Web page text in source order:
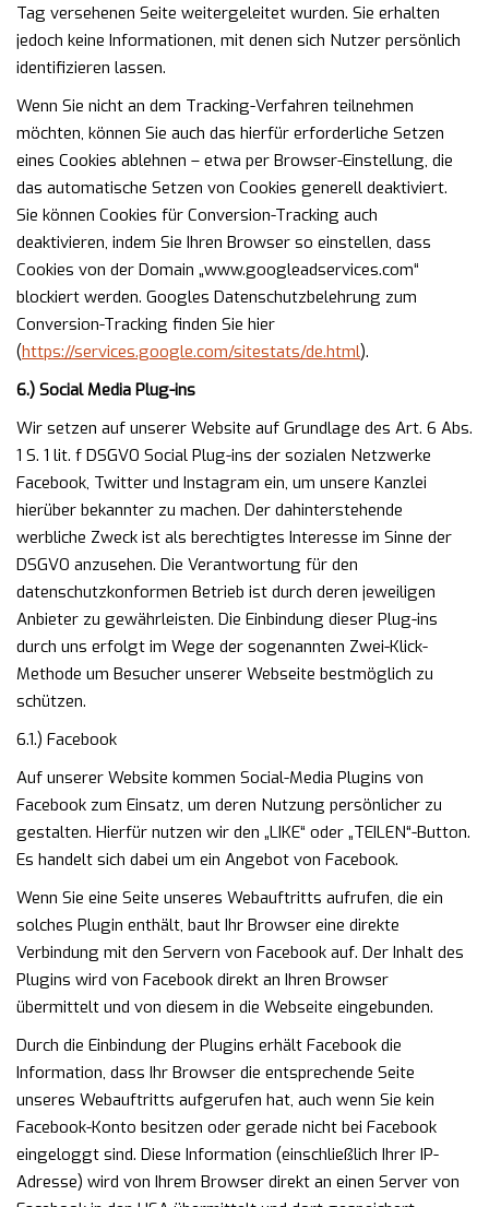
Tag versehenen Seite weitergeleitet wurden. Sie erhalten
jedoch keine Informationen, mit denen sich Nutzer persönlich
identifizieren lassen.
Wenn Sie nicht an dem Tracking-Verfahren teilnehmen
möchten, können Sie auch das hierfür erforderliche Setzen
eines Cookies ablehnen – etwa per Browser-Einstellung, die
das automatische Setzen von Cookies generell deaktiviert.
Sie können Cookies für Conversion-Tracking auch
deaktivieren, indem Sie Ihren Browser so einstellen, dass
Cookies von der Domain „www.googleadservices.com“
blockiert werden. Googles Datenschutzbelehrung zum
Conversion-Tracking finden Sie hier
(https://services.google.com/sitestats/de.html).
6.) Social Media Plug-ins
Wir setzen auf unserer Website auf Grundlage des Art. 6 Abs.
1 S. 1 lit. f DSGVO Social Plug-ins der sozialen Netzwerke
Facebook, Twitter und Instagram ein, um unsere Kanzlei
hierüber bekannter zu machen. Der dahinterstehende
werbliche Zweck ist als berechtigtes Interesse im Sinne der
DSGVO anzusehen. Die Verantwortung für den
datenschutzkonformen Betrieb ist durch deren jeweiligen
Anbieter zu gewährleisten. Die Einbindung dieser Plug-ins
durch uns erfolgt im Wege der sogenannten Zwei-Klick-
Methode um Besucher unserer Webseite bestmöglich zu
schützen.
6.1.) Facebook
Auf unserer Website kommen Social-Media Plugins von
Facebook zum Einsatz, um deren Nutzung persönlicher zu
gestalten. Hierfür nutzen wir den „LIKE“ oder „TEILEN“-Button.
Es handelt sich dabei um ein Angebot von Facebook.
Wenn Sie eine Seite unseres Webauftritts aufrufen, die ein
solches Plugin enthält, baut Ihr Browser eine direkte
Verbindung mit den Servern von Facebook auf. Der Inhalt des
Plugins wird von Facebook direkt an Ihren Browser
übermittelt und von diesem in die Webseite eingebunden.
Durch die Einbindung der Plugins erhält Facebook die
Information, dass Ihr Browser die entsprechende Seite
unseres Webauftritts aufgerufen hat, auch wenn Sie kein
Facebook-Konto besitzen oder gerade nicht bei Facebook
eingeloggt sind. Diese Information (einschließlich Ihrer IP-
Adresse) wird von Ihrem Browser direkt an einen Server von